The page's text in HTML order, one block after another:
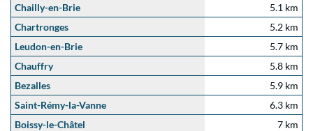
Chailly-en-Brie
5.1 km
Chartronges
5.2 km
Leudon-en-Brie
5.7 km
Chauffry
5.8 km
Bezalles
5.9 km
Saint-Rémy-la-Vanne
6.3 km
Boissy-le-Châtel
7 km